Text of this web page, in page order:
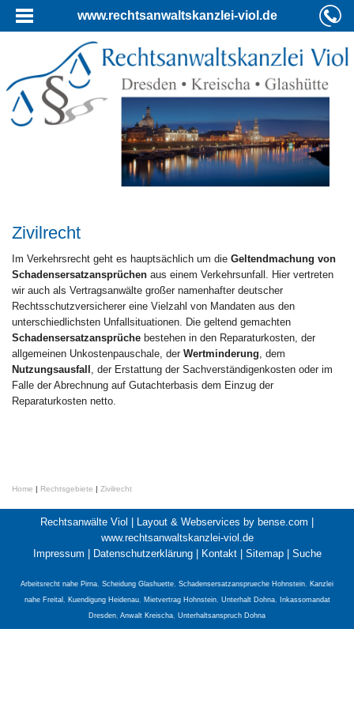
www.rechtsanwaltskanzlei-viol.de
Zivilrecht
Im Verkehrsrecht geht es hauptsächlich um die Geltendmachung von
Schadensersatzansprüchen aus einem Verkehrsunfall. Hier vertreten
wir auch als Vertragsanwälte großer namenhafter deutscher
Rechtsschutzversicherer eine Vielzahl von Mandaten aus den
unterschiedlichsten Unfallsituationen. Die geltend gemachten
Schadensersatzansprüche bestehen in den Reparaturkosten, der
allgemeinen Unkostenpauschale, der Wertminderung , dem
Nutzungsausfall , der Erstattung der Sachverständigenkosten oder im
Falle der Abrechnung auf Gutachterbasis dem Einzug der
Reparaturkosten netto.
Home | Rechtsgebiete | Zivilrecht
Rechtsanwälte Viol | Layout & Webservices by bense.com |
www.rechtsanwaltskanzlei-viol.de
Impressum | Datenschutzerklärung| Kontakt| Sitemap| Suche
Arbeitsrecht nahe Pirna, Scheidung Glashuette, Schadensersatzansprueche Hohnstein, Kanzlei
nahe Freital , Kuendigung Heidenau, Mietvertrag Hohnstein, Unterhalt Dohna,
Inkassomandat
Dresden, Anwalt Kreischa, Unterhaltsanspruch Dohna